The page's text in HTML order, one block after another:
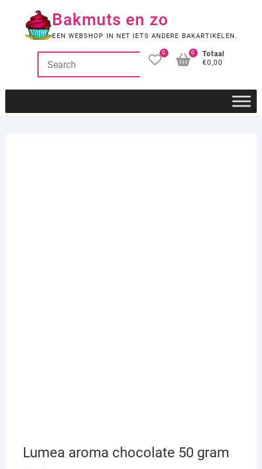
Bakmuts en zo
EEN WEBSHOP IN NET IETS ANDERE BAKARTIKELEN.
0
Totaal
€0,00
0
Lumea aroma chocolate 50 gram